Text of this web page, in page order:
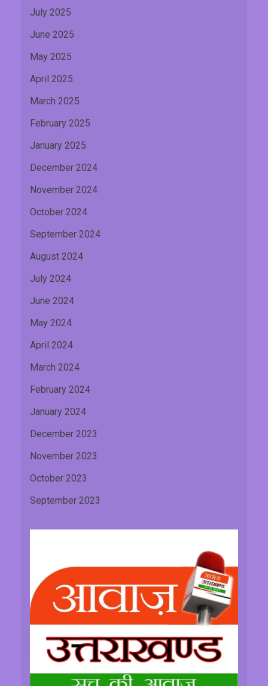
July 2025
June 2025
May 2025
April 2025
March 2025
February 2025
January 2025
December 2024
November 2024
October 2024
September 2024
August 2024
July 2024
June 2024
May 2024
April 2024
March 2024
February 2024
January 2024
December 2023
November 2023
October 2023
September 2023